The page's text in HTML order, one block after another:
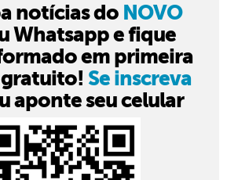
notícias do NOVO
Whatsapp e fique
em primeira
gratuito! Se inscreva
aponte seu celular